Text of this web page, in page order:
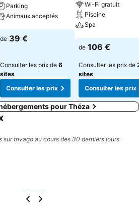
Parking
Animaux acceptés
Consulter les prix
de 39 €
Consulter les prix de 6
sites
Consulter les prix
Wi-Fi gratuit
Piscine
Spa
Consulter les
de 106 €
Consulter les prix de
sites
Consulter les prix
pour Théza
sur trivago au cours des 30 derniers jours